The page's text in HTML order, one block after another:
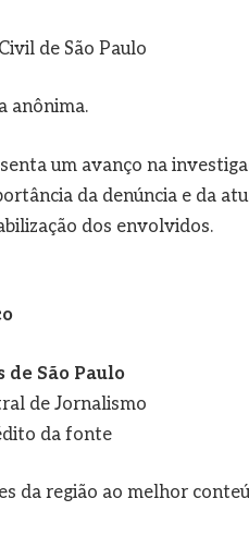
de São Paulo
anônima.
um avanço na
da denúncia e da
dos envolvidos.
de São Paulo
de Jornalismo
da fonte
da região ao melhor